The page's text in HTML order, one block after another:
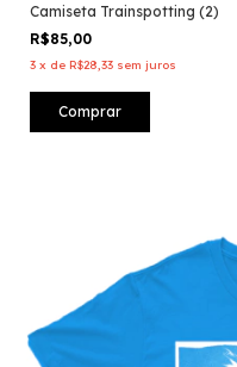
Camiseta Trainspotting (2)
R$85,00
3 x de R$28,33 sem juros
Comprar